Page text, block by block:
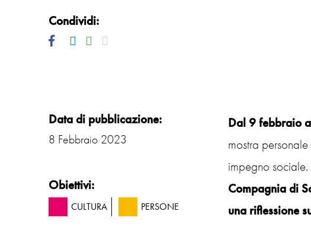
Condividi:
Facebook
Twitter
LinkedinWhatsapp
Mail
Data di pubblicazione:
8 Febbraio 2023
Obiettivi:
CULTURA PERSONE
Dal 9 febbraio
mostra
impegno
Compagnia di
una riflessione